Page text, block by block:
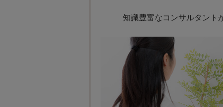
知識豊富なコンサルタント